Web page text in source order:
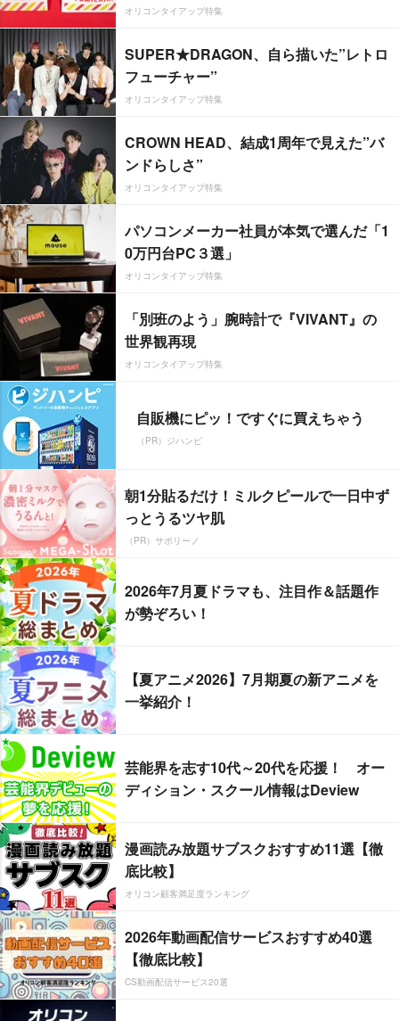
オリコンタイアップ特集
SUPER★DRAGON、自ら描いた”レトロ
フューチャー”
オリコンタイアップ特集
CROWN HEAD、結成1周年で見えた”バ
ンドらしさ”
オリコンタイアップ特集
パソコンメーカー社員が本気で選んだ「1
0万円台PC３選」
オリコンタイアップ特集
「別班のよう」腕時計で『VIVANT』の
世界観再現
オリコンタイアップ特集
自販機にピッ！ですぐに買えちゃう
（PR）ジハンピ
朝1分貼るだけ！ミルクピールで一日中ず
っとうるツヤ肌
（PR）サボリーノ
2026年7月夏ドラマも、注目作＆話題作
が勢ぞろい！
【夏アニメ2026】7月期夏の新アニメを
一挙紹介！
芸能界を志す10代～20代を応援！ オー
ディション・スクール情報はDeview
漫画読み放題サブスクおすすめ11選【徹
底比較】
オリコン顧客満足度ランキング
2026年動画配信サービスおすすめ40選
【徹底比較】
CS動画配信サービス20選